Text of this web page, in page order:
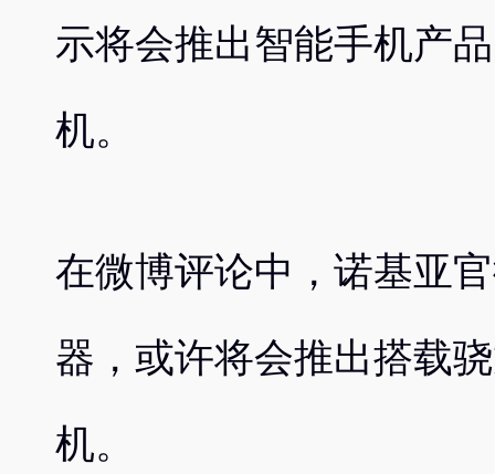
示将会推出智能手机产
机。
在微博评论中，诺基亚
器，或许将会推出搭载
机。